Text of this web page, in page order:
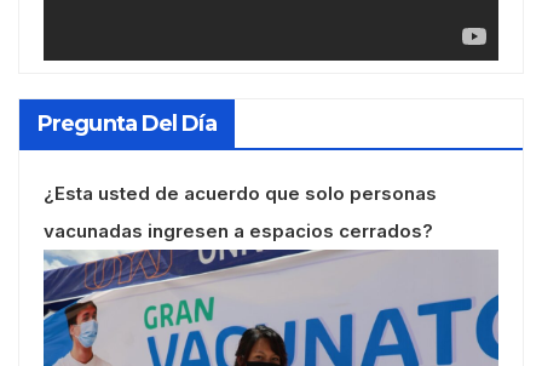
Pregunta Del Día
¿Esta usted de acuerdo que solo personas
vacunadas ingresen a espacios cerrados?